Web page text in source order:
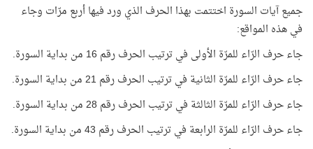
جميع آيات السورة اختتمت بهذا الحرف الذي ورد فيها أربع مرّات وجاء
في هذه المواقع:
جاء حرف الرّاء للمرّة الأولى في ترتيب الحرف رقم 16 من بداية السورة.
جاء حرف الرّاء للمرّة الثانية في ترتيب الحرف رقم 21 من بداية السورة.
جاء حرف الرّاء للمرّة الثالثة في ترتيب الحرف رقم 28 من بداية السورة.
جاء حرف الرّاء للمرّة الرابعة في ترتيب الحرف رقم 43 من بداية السورة.